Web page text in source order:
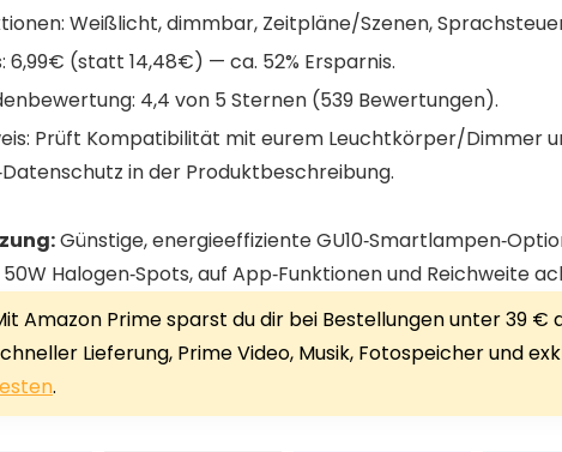
Weißlicht, dimmbar, Zeitpläne/Szenen,
6,99€ (statt 14,48€) — ca. 52% Ersparnis.
4,4 von 5 Sternen (539 Bewertungen).
Prüft Kompatibilität mit eurem Leuchtkörper/Dimmer
in der Produktbeschreibung.
Günstige, energieeffiziente
Halogen‑Spots, auf App‑Funktionen und Reichweite
Amazon Prime sparst du dir bei Bestellungen unter 39
Lieferung, Prime Video, Musik, Fotospeicher und
.